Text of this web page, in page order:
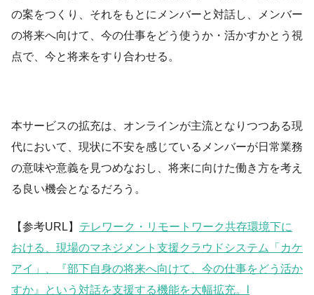
の案をつくり、それをもとにメンバーと対話し、メンバー
の将来へ向けて、今の仕事をどう使うか・活かすかとう視
点で、今と将来をすり合わせる。
本サービスの拡充は、オンラインが主流となりつつある現
代において、現状に不安を感じているメンバーが日常業務
の意味や意義を見つめなおし、将来に向けた働き方を考え
る良い機会となるだろう。
【参考URL】 テレワーク・リモートワーク共存環境下に
おける、現場のマネジメント支援クラウドシステム「カケ
アイ」、『部下自身の将来へ向けて、今の仕事をどう活か
すか』という対話を支援する機能を大幅拡充。l